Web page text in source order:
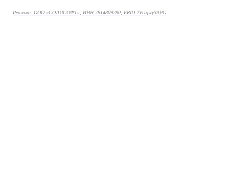
Реклама. ООО «СОЛИСОФТ», ИНН 7814809280, ERID 2Vtzqwy3APG